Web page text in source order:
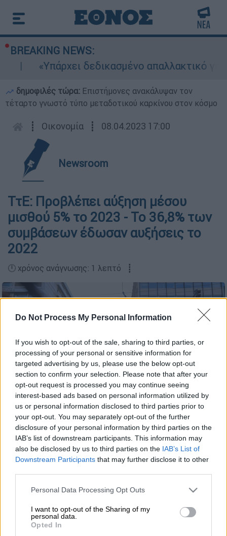
Do Not Process My Personal Information
If you wish to opt-out of the sale, sharing to third parties, or
processing of your personal or sensitive information for
targeted advertising by us, please use the below opt-out
section to confirm your selection. Please note that after your
opt-out request is processed you may continue seeing
interest-based ads based on personal information utilized by
us or personal information disclosed to third parties prior to
your opt-out. You may separately opt-out of the further
disclosure of your personal information by third parties on the
IAB’s list of downstream participants. This information may
also be disclosed by us to third parties on the IAB’s List of
Downstream Participants that may further disclose it to other
Please note that this website/app uses one or more Google
not limited to your visit or usage behaviour. You may click to
grant or deny consent to Google and its third-party tags to
use your data for below specified purposes in below Google
Personal Data Processing Opt Outs
I want to opt-out of the Sharing of my
personal data.
Opted In
BREAKING NEWS:
«Υπάρχει δεδικασμένο απαλλακτικό
δημοφιλές τώρα: Επιστήμονες ανακάλυψαν τον
τέταρτο γνωστό τύπο μεταδοτικού καρκίνου στον κόσμο
┋ Οικονομία ┋ 08.04.2023 17:00
Newsroom
ΤτΕ: Προβλέπει αύξηση μέσου
μισθού 5% το 2023 - Το 36,8% των
συμβάσεων έδωσαν αυξήσεις το
2022
🕛 χρόνος ανάγνωσης: 1 λεπτό ┋
Κόσμος στο κέντρο της Αθήνας (ΑΡΓΥΡΩ
ΑΝΑΣΤΑΣΙΟΥ/EUROKINISSI)
Προσθέστε το ΕΘΝΟΣ στη Google
μισθώνπροβλέπει για το
η ΤτΕ
στην ετήσια έκθεσή της για την
ελληνική
οικονομία. Ειδικότερα η κεντρική τράπεζα